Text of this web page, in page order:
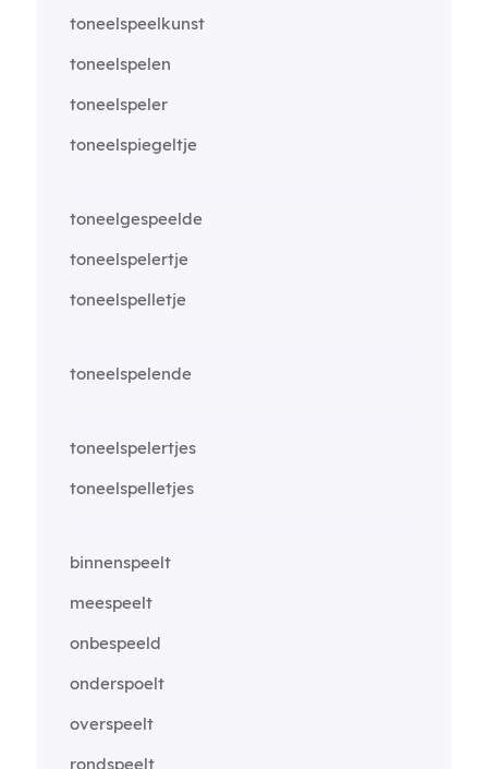
toneelspeelkunst
toneelspelen
toneelspeler
toneelspiegeltje
toneelgespeelde
toneelspelertje
toneelspelletje
toneelspelende
toneelspelertjes
toneelspelletjes
binnenspeelt
meespeelt
onbespeeld
onderspoelt
overspeelt
rondspeelt